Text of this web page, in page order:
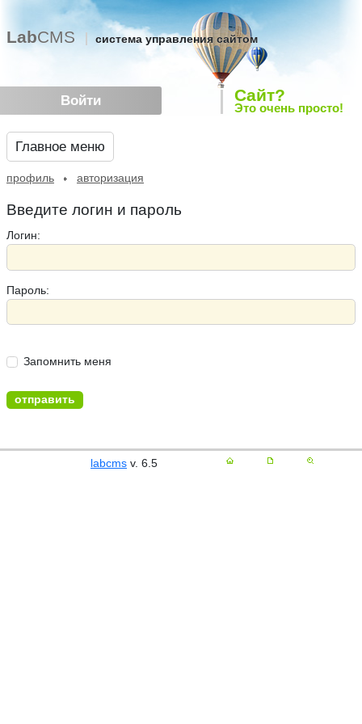
Войти
LabCMS система управления сайтом
Сайт?
Это очень просто!
Главное меню
профиль авторизация
Введите логин и пароль
Логин:
Пароль:
Запомнить меня
labcms v. 6.5